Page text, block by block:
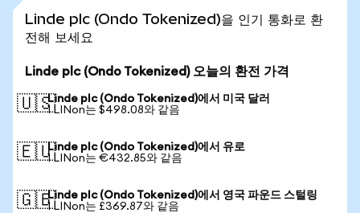
Linde plc (Ondo Tokenized)을 인기 통화로 환
전해 보세요
Linde plc (Ondo Tokenized) 오늘의 환전 가격
🇺🇸Linde plc (Ondo Tokenized)에서 미국 달러
1 LINon는 $498.08와 같음
🇪🇺Linde plc (Ondo Tokenized)에서 유로
1 LINon는 €432.85와 같음
🇬🇧Linde plc (Ondo Tokenized)에서 영국 파운드 스털링
1 LINon는 £369.87와 같음